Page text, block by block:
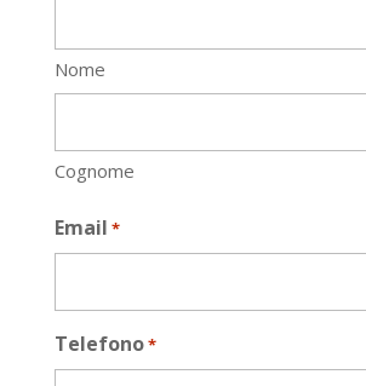
Nome
Cognome
Email *
Telefono*